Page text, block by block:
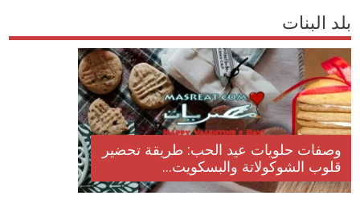
بلد البنات
وصفات حلويات عيد الحب: طريقة تحضير
قلوب الشوكولاتة والبسكويت...